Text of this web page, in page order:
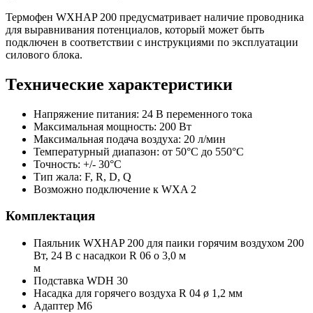
Термофен WXHAP 200 предусматривает наличие проводника
для выравнивания потенциалов, который может быть
подключен в соответствии с инструкциями по эксплуатации
силового блока.
Технические характеристики
Напряжение питания: 24 В переменного тока
Максимальная мощность: 200 Вт
Максимальная подача воздуха: 20 л/мин
Температурный диапазон: от 50°C до 550°C
Точность: +/- 30°C
Тип жала: F, R, D, Q
Возможно подключение к WXA 2
Комплектация
Паяльник WXHAP 200 для паики горячим воздухом 200
Вт, 24 В с насадкои R 06 o 3,0 м
м
Подставка WDH 30
Насадка для горячего воздуха R 04 ø 1,2 мм
Адаптер M6